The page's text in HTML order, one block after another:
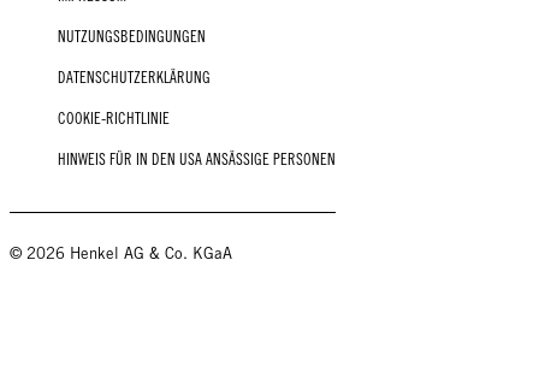
NUTZUNGSBEDINGUNGEN
DATENSCHUTZERKLÄRUNG
COOKIE-RICHTLINIE
HINWEIS FÜR IN DEN USA ANSÄSSIGE PERSONEN
© 2026 Henkel AG & Co. KGaA